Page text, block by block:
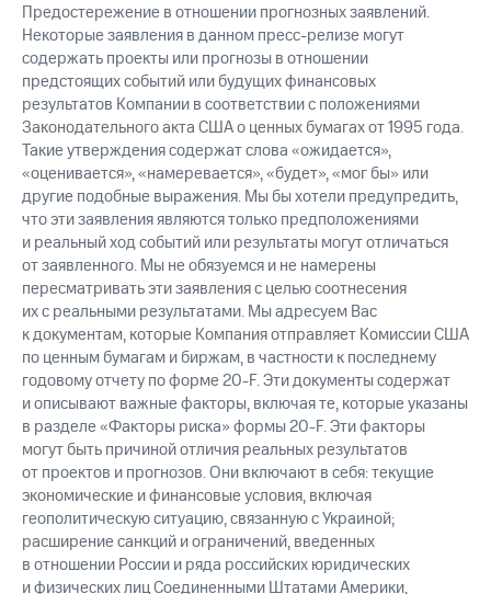
Предостережение в отношении прогнозных заявлений.
Некоторые заявления в данном пресс-релизе могут
содержать проекты или прогнозы в отношении
предстоящих событий или будущих финансовых
результатов Компании в соответствии с положениями
Законодательного акта США о ценных бумагах от 1995 года.
Такие утверждения содержат слова «ожидается»,
«оценивается», «намеревается», «будет», «мог бы» или
другие подобные выражения. Мы бы хотели предупредить,
что эти заявления являются только предположениями
и реальный ход событий или результаты могут отличаться
от заявленного. Мы не обязуемся и не намерены
пересматривать эти заявления с целью соотнесения
их с реальными результатами. Мы адресуем Вас
к документам, которые Компания отправляет Комиссии США
по ценным бумагам и биржам, в частности к последнему
годовому отчету по форме 20-F. Эти документы содержат
и описывают важные факторы, включая те, которые указаны
в разделе «Факторы риска» формы 20-F. Эти факторы
могут быть причиной отличия реальных результатов
от проектов и прогнозов. Они включают в себя: текущие
экономические и финансовые условия, включая
геополитическую ситуацию, связанную с Украиной;
расширение санкций и ограничений, введенных
в отношении России и ряда российских юридических
и физических лиц Соединенными Штатами Америки,